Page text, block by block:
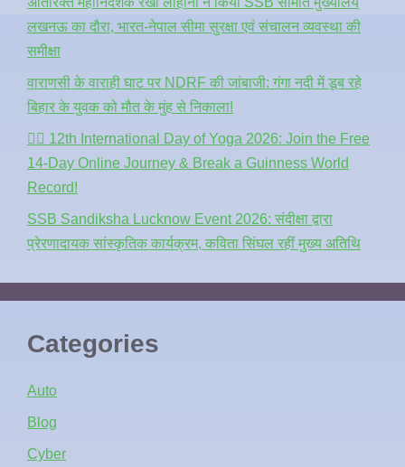
लखनऊ का दौरा, भारत-नेपाल सीमा सुरक्षा एवं संचालन व्यवस्था की
समीक्षा
वाराणसी के वाराही घाट पर NDRF की जांबाजी: गंगा नदी में डूब रहे
बिहार के युवक को मौत के मुंह से निकाला!
🧘‍♂️ 12th International Day of Yoga 2026: Join the Free
14-Day Online Journey & Break a Guinness World
Record!
SSB Sandiksha Lucknow Event 2026: संदीक्षा द्वारा
प्रेरणादायक सांस्कृतिक कार्यक्रम, कविता सिंघल रहीं मुख्य अतिथि
Categories
Auto
Blog
Cyber